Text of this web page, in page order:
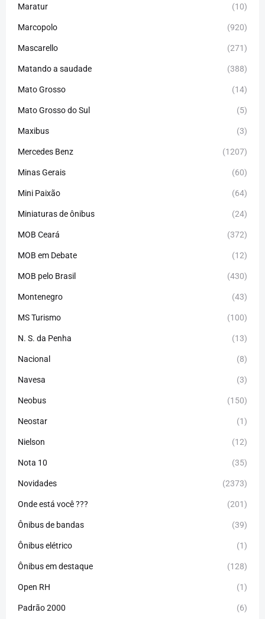
Maratur (10)
Marcopolo (920)
Mascarello (271)
Matando a saudade (388)
Mato Grosso (14)
Mato Grosso do Sul (5)
Maxibus (3)
Mercedes Benz (1207)
Minas Gerais (60)
Mini Paixão (64)
Miniaturas de ônibus (24)
MOB Ceará (372)
MOB em Debate (12)
MOB pelo Brasil (430)
Montenegro (43)
MS Turismo (100)
N. S. da Penha (13)
Nacional (8)
Navesa (3)
Neobus (150)
Neostar (1)
Nielson (12)
Nota 10 (35)
Novidades (2373)
Onde está você ??? (201)
Ônibus de bandas (39)
Ônibus elétrico (1)
Ônibus em destaque (128)
Open RH (1)
Padrão 2000 (6)